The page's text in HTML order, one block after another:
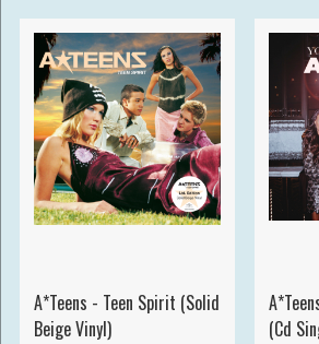
A*Teens - Teen Spirit (Solid
Beige Vinyl)
(Cd